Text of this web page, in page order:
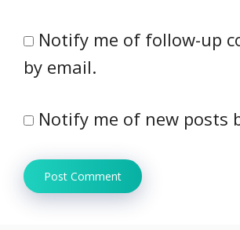
Notify me of follow-up
by email.
Notify me of new posts